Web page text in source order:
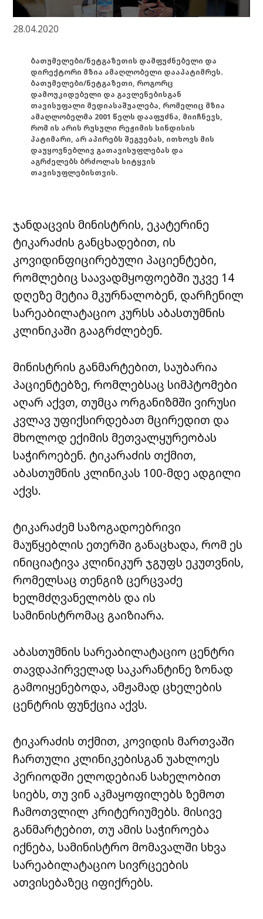
28.04.2020
ბათუმელები/ნეტგაზეთის დამფუძნებელი და
დირექტორი მზია ამაღლობელი დააპატიმრეს.
ბათუმელები/ნეტგაზეთი, როგორც
დამოუკიდებელი და გავლენებისგან
თავისუფალი მედიასაშუალება, რომელიც მზია
ამაღლობელმა 2001 წელს დააფუძნა, მიიჩნევს,
რომ ის არის რუსული რეჟიმის სინდისის
პატიმარი, არ აპირებს შეგუებას, ითხოვს მის
დაუყოვნებლივ გათავისუფლებას და
აგრძელებს ბრძოლას სიტყვის
თავისუფლებისთვის.
ჯანდაცვის მინისტრის, ეკატერინე
ტიკარაძის განცხადებით, ის
კოვიდინფიცირებული პაციენტები,
რომლებიც საავადმყოფოებში უკვე 14
დღეზე მეტია მკურნალობენ, დარჩენილ
სარეაბილატაციო კურსს აბასთუმნის
კლინიკაში გააგრძლებენ.
მინისტრის განმარტებით, საუბარია
პაციენტებზე, რომლებსაც სიმპტომები
აღარ აქვთ, თუმცა ორგანიზმში ვირუსი
კვლავ უფიქსირდებათ მცირედით და
მხოლოდ ექიმის მეთვალყურეობას
საჭიროებენ. ტიკარაძის თქმით,
აბასთუმნის კლინიკას 100-მდე ადგილი
აქვს.
ტიკარაძემ საზოგადოებრივი
მაუწყებლის ეთერში განაცხადა, რომ ეს
ინიციატივა კლინიკურ ჯგუფს ეკუთვნის,
რომელსაც თენგიზ ცერცვაძე
ხელმძღვანელობს და ის
სამინისტრომაც გაიზიარა.
აბასთუმნის სარეაბილატაციო ცენტრი
თავდაპირველად საკარანტინე ზონად
გამოიყენებოდა, ამჟამად ცხელების
ცენტრის ფუნქცია აქვს.
ტიკარაძის თქმით, კოვიდის მართვაში
ჩართული კლინიკებისგან უახლოეს
პერიოდში ელოდებიან სახელობით
სიებს, თუ ვინ აკმაყოფილებს ზემოთ
ჩამოთვლილ კრიტერიუმებს. მისივე
განმარტებით, თუ ამის საჭიროება
იქნება, სამინისტრო მომავალში სხვა
სარეაბილატაციო სივრცეების
ათვისებაზეც იფიქრებს.